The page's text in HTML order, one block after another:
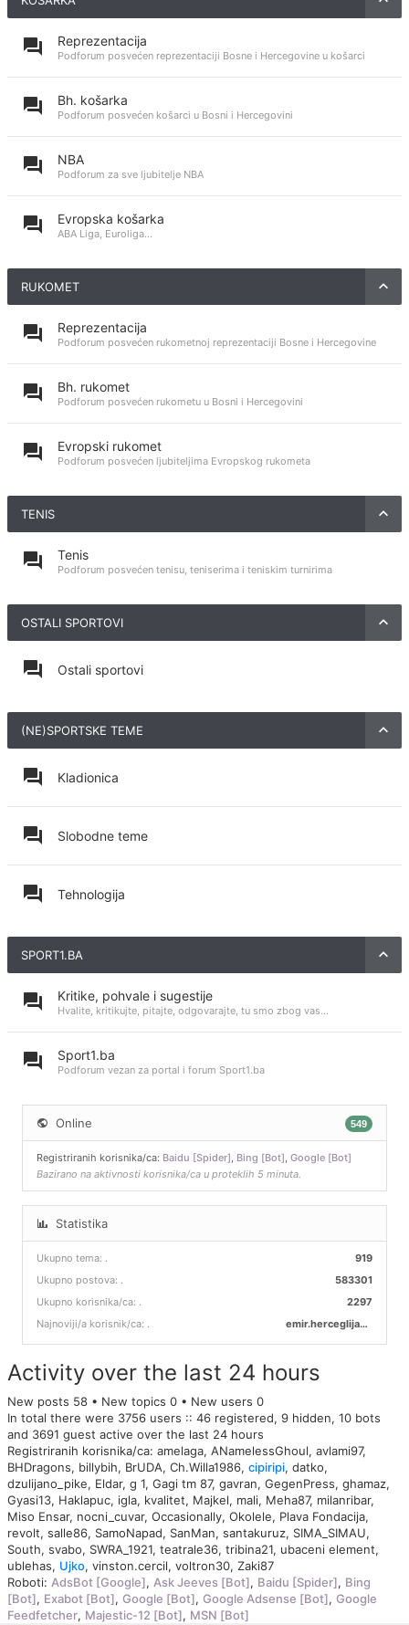
Reprezentacija
Podforum posvećen reprezentaciji Bosne i Hercegovine u košarci
Bh. košarka
Podforum posvećen košarci u Bosni i Hercegovini
NBA
Podforum za sve ljubitelje NBA
Evropska košarka
ABA Liga, Euroliga...
RUKOMET
Reprezentacija
Podforum posvećen rukometnoj reprezentaciji Bosne i Hercegovine
Bh. rukomet
Podforum posvećen rukometu u Bosni i Hercegovini
Evropski rukomet
Podforum posvećen ljubiteljima Evropskog rukometa
TENIS
Tenis
Podforum posvećen tenisu, teniserima i teniskim turnirima
OSTALI SPORTOVI
Ostali sportovi
(NE)SPORTSKE TEME
Kladionica
Slobodne teme
Tehnologija
SPORT1.BA
Kritike, pohvale i sugestije
Hvalite, kritikujte, pitajte, odgovarajte, tu smo zbog vas...
Sport1.ba
Podforum vezan za portal i forum Sport1.ba
Online 549
Registriranih korisnika/ca: Baidu [Spider], Bing [Bot], Google [Bot]
Bazirano na aktivnosti korisnika/ca u proteklih 5 minuta.
Statistika
Ukupno tema: 919
.
Ukupno postova:
583301
.
Ukupno korisnika/ca:
2297
.
Najnoviji/a korisnik/ca:
emir.herceglija00
.
Activity over the last 24 hours
New posts 58 • New topics 0 • New users 0
In total there were 3756 users :: 46 registered, 9 hidden, 10 bots
and 3691 guest active over the last 24 hours
Registriranih korisnika/ca: amelaga, ANamelessGhoul, avlami97,
BHDragons, billybih, BrUDA, Ch.Willa1986, cipiripi, datko,
dzulijano_pike, Eldar, g 1, Gagi tm 87, gavran, GegenPress, ghamaz,
Gyasi13, Haklapuc, igla, kvalitet, Majkel, mali, Meha87, milanribar,
Miso Ensar, nocni_cuvar, Occasionally, Okolele, Plava Fondacija,
revolt, salle86, SamoNapad, SanMan, santakuruz, SIMA_SIMAU,
South, svabo, SWRA_1921, teatrale36, tribina21, ubaceni element,
ublehas, Ujko, vinston.cercil, voltron30, Zaki87
Roboti: AdsBot [Google], Ask Jeeves [Bot], Baidu [Spider], Bing
[Bot], Exabot [Bot], Google [Bot], Google Adsense [Bot], Google
Feedfetcher, Majestic-12 [Bot], MSN [Bot]